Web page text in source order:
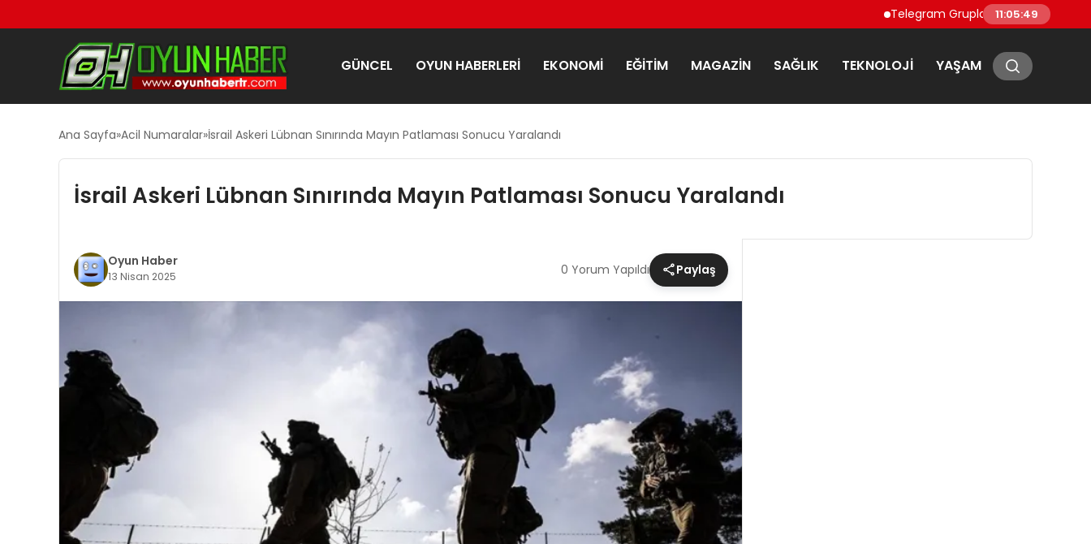
Telegram Grupları ve Topluluk Keşfi:
11:05:50
GÜNCEL OYUN HABERLERI EKONOMI EĞITIM MAGAZIN SAĞLIK TEKNOLOJI YAŞAM
Ana Sayfa Acil Numaralar İsrail Askeri Lübnan Sınırında Mayın Patlaması Sonucu Yaralandı
İsrail Askeri Lübnan Sınırında Mayın Patlaması Sonucu Yaralandı
Oyun Haber
13 Nisan 2025 0 Yorum Yapıldı Paylaş